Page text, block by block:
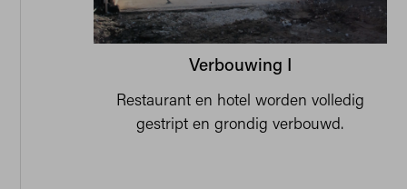
Verbouwing I
Restaurant en hotel worden volledig
gestript en grondig verbouwd.